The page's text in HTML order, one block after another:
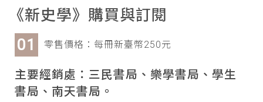
《新史學》購買與訂閱
零售價格：每冊新臺幣250元
主要經銷處：三民書局、樂學書局、學生
書局、南天書局。